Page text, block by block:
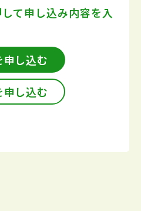
て申し込み内容を入
申し込む
申し込む